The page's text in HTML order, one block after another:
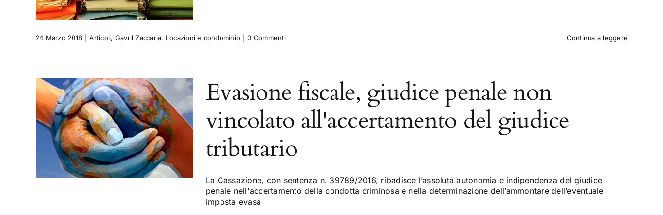
24 Marzo 2018 Articoli, Gavril Zaccaria, Locazioni e condominio 0 Commenti Continua a leggere
Evasione fiscale, giudice penale non
vincolato all'accertamento del giudice
tributario
La Cassazione, con sentenza n. 39789/2016, ribadisce l’assoluta autonomia e indipendenza del giudice
penale nell'accertamento della condotta criminosa e nella determinazione dell’ammontare dell’eventuale
imposta evasa